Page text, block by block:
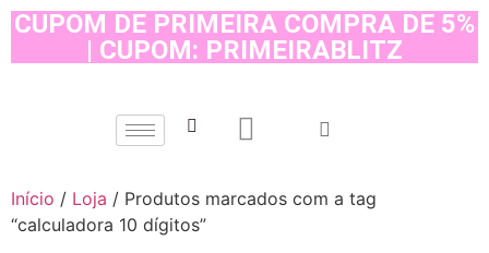
CUPOM DE PRIMEIRA COMPRA DE 5%
| CUPOM: PRIMEIRABLITZ
Início / Loja / Produtos marcados com a tag
“calculadora 10 dígitos”